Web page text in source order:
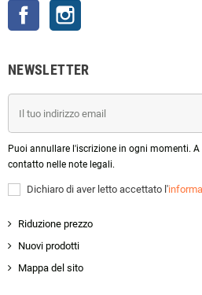
Facebook
NEWSLETTER
Puoi annullare l'iscrizione in ogni momenti.
contatto nelle note legali.
Dichiaro di aver letto accettato l'
Riduzione prezzo
Nuovi prodotti
Mappa del sito